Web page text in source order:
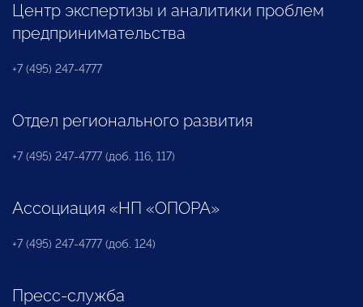
Центр экспертизы и аналитики проблем
предпринимательства
+7 (495) 247-4777
Отдел регионального развития
+7 (495) 247-4777 (доб. 116, 117)
Ассоциация «НП «ОПОРА»
+7 (495) 247-4777 (доб. 124)
Пресс-служба